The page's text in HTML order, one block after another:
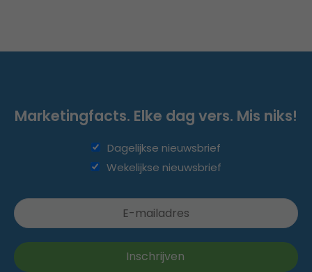
Marketingfacts. Elke dag vers. Mis niks!
Dagelijkse nieuwsbrief
Wekelijkse nieuwsbrief